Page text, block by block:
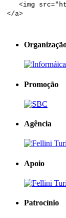
<img
</a>
Promoção
Agência
Apoio
Patrocínio